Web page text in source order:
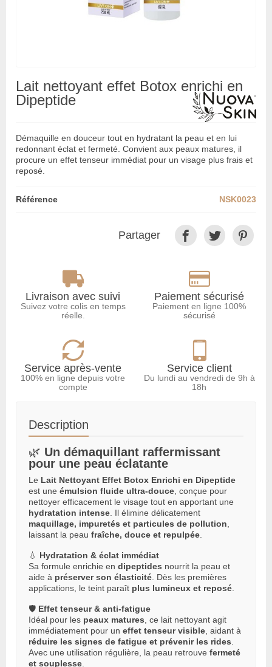
Lait nettoyant effet Botox enrichi en
Dipeptide
Démaquille en douceur tout en hydratant la peau et en lui
redonnant éclat et fermeté. Convient aux peaux matures, il
procure un effet tenseur immédiat pour un visage plus frais et
reposé.
Référence NSK0023
Partager
Livraison avec suivi
Suivez votre colis en temps
réelle.
Paiement sécurisé
Paiement en ligne 100%
sécurisé
Service après-vente
100% en ligne depuis votre
compte
Service client
Du lundi au vendredi de 9h à
18h
Description
🌿 Un démaquillant raffermissant
pour une peau éclatante
Le Lait Nettoyant Effet Botox Enrichi en Dipeptide
est une émulsion fluide ultra-douce , conçue pour
nettoyer efficacement le visage tout en apportant une
hydratation intense . Il élimine délicatement
maquillage, impuretés et particules de pollution
laissant la peau fraîche, douce et repulpée
💧 Hydratation & éclat immédiat
Sa formule enrichie en dipeptides nourrit la peau et
aide à préserver son élasticité . Dès les premières
applications, le teint paraît plus lumineux et reposé
🛡️ Effet tenseur & anti-fatigue
Idéal pour les peaux matures , ce lait nettoyant agit
immédiatement pour un effet tenseur visible , aidant à
réduire les signes de fatigue et prévenir les rides
Avec une utilisation régulière, la peau retrouve fermeté
et souplesse